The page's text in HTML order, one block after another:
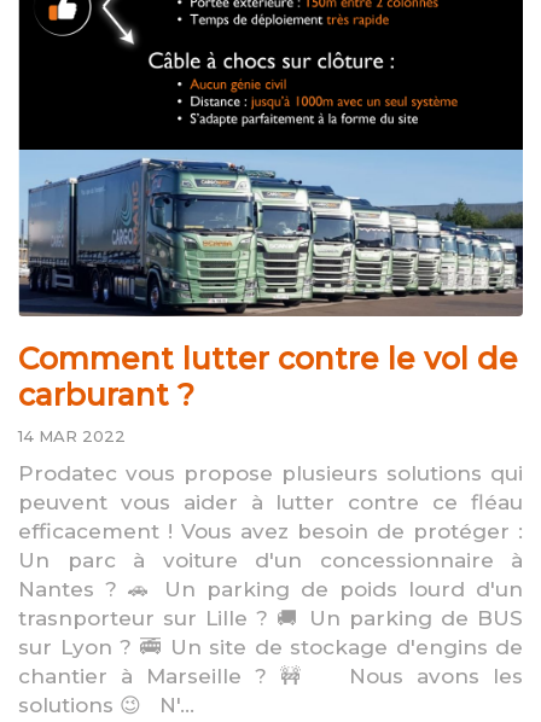
Comment lutter contre le vol de
carburant ?
14 MAR 2022
Prodatec vous propose plusieurs solutions qui
peuvent vous aider à lutter contre ce fléau
efficacement ! Vous avez besoin de protéger :
Un parc à voiture d'un concessionnaire à
Nantes ? 🚗 Un parking de poids lourd d'un
trasnporteur sur Lille ? 🚚 Un parking de BUS
sur Lyon ? 🚎 Un site de stockage d'engins de
chantier à Marseille ? 🚧 Nous avons les
solutions 😉 N'...